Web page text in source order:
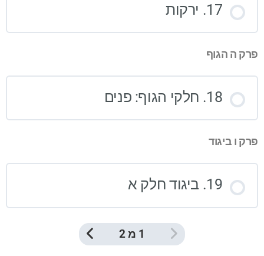
17. ירקות
פרק ה הגוף
18. חלקי הגוף: פנים
פרק ו ביגוד
19. ביגוד חלק א
1 מ 2